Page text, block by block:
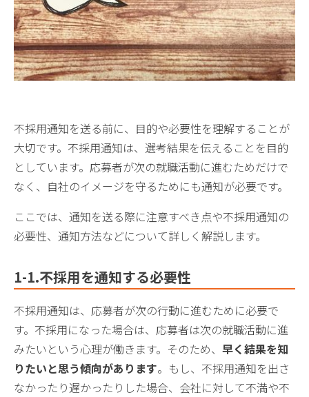
不採用通知を送る前に、目的や必要性を理解することが
大切です。不採用通知は、選考結果を伝えることを目的
としています。応募者が次の就職活動に進むためだけで
なく、自社のイメージを守るためにも通知が必要です。
ここでは、通知を送る際に注意すべき点や不採用通知の
必要性、通知方法などについて詳しく解説します。
1-1.不採用を通知する必要性
不採用通知は、応募者が次の行動に進むために必要で
す。不採用になった場合は、応募者は次の就職活動に進
みたいという心理が働きます。そのため、 早く結果を知
りたいと思う傾向があります。もし、不採用通知を出さ
なかったり遅かったりした場合、会社に対して不満や不